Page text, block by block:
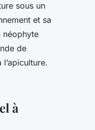
sous un
et sa
néophyte
de
à